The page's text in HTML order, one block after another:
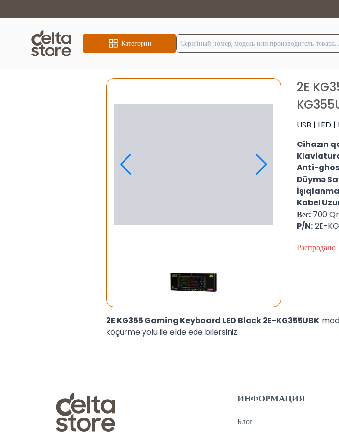
Категории
2E
USB | LED
Cihazın
Anti-
Düymə
Kabel
Вес:700 Qr
P/N:2E-
Распродано
2E KG355 Gaming Keyboard LED Black 2E-KG355UBK
köçürmə yolu ilə əldə edə bilərsiniz.
ИНФОРМАЦИЯ
Блог